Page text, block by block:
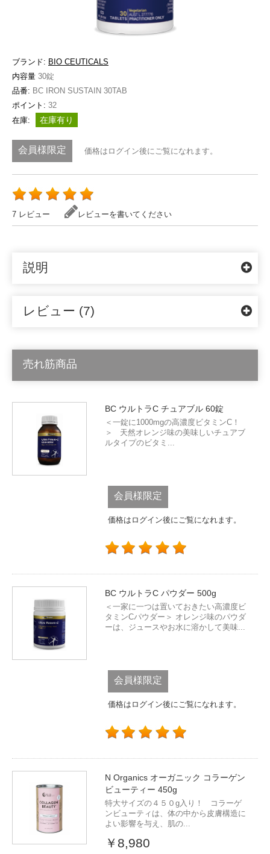
ブランド: BIO CEUTICALS
内容量 30錠
品番: BC IRON SUSTAIN 30TAB
ポイント: 32
在庫:
在庫有り
会員様限定 価格はログイン後にご覧になれます。
7 レビュー レビューを書いてください
説明
レビュー (7)
売れ筋商品
BC ウルトラC チュアブル 60錠
＜一錠に1000mgの高濃度ビタミンC！
＞ 天然オレンジ味の美味しいチュアブ
ルタイプのビタミ...
会員様限定
価格はログイン後にご覧になれます。
BC ウルトラC パウダー 500g
＜一家に一つは置いておきたい高濃度ビ
タミンCパウダー＞ オレンジ味のパウダ
ーは、ジュースやお水に溶かして美味...
会員様限定
価格はログイン後にご覧になれます。
N Organics オーガニック コラーゲン
ビューティー 450g
特大サイズの４５０g入り！ コラーゲ
ンビューティは、体の中から皮膚構造に
よい影響を与え、肌の...
￥8,980